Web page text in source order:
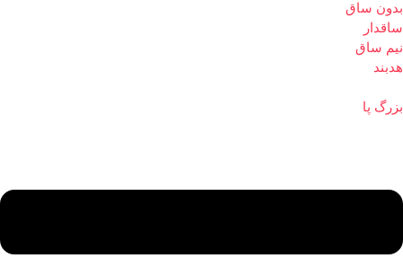
بدون ساق
ساقدار
نیم ساق
هدبند
بزرگ پا